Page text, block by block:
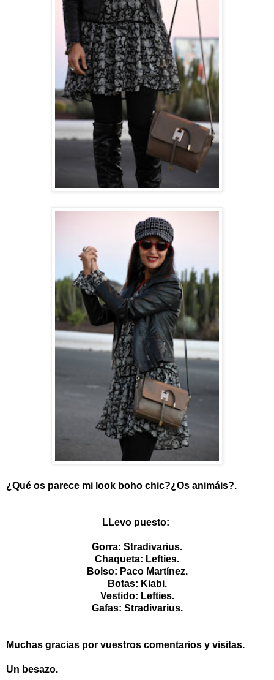
¿Qué os parece mi look boho chic?¿Os animáis?.
LLevo puesto:
Gorra: Stradivarius.
Chaqueta: Lefties.
Bolso: Paco Martínez.
Botas: Kiabi.
Vestido: Lefties.
Gafas: Stradivarius.
Muchas gracias por vuestros comentarios y visitas.
Un besazo.